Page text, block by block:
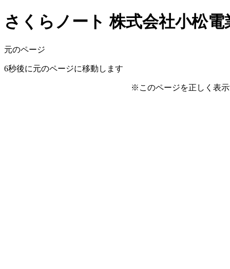
さくらノート 株式会社小松電
元のページ
6秒後に元のページに移動します
※このページを正しく表示